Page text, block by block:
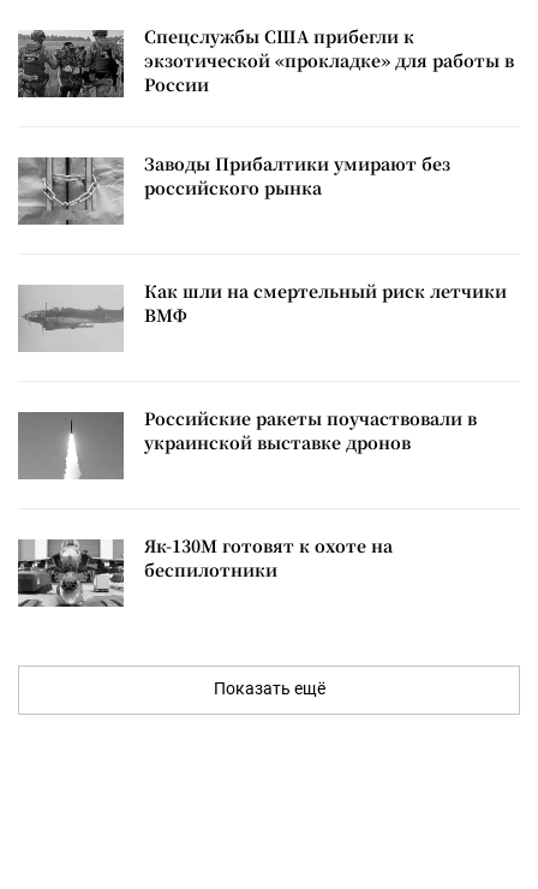
Спецслужбы США прибегли к
экзотической «прокладке» для работы в
России
Заводы Прибалтики умирают без
российского рынка
Как шли на смертельный риск летчики
ВМФ
Российские ракеты поучаствовали в
украинской выставке дронов
Як-130М готовят к охоте на
беспилотники
Показать ещё